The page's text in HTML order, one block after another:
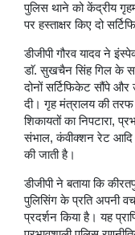
पुलिस थाने को केंद्रीय
पर हस्ताक्षर किए दो
डीजीपी गौरव यादव ने
डाॅ. सुखचैन सिंह गिल के
दोनों सर्टिफिकेट सौंपे
दी। गृह मंत्रालय की तरफ
शिकायतों का निपटारा,
संभाल, कंवीक्शन रेट आदि
की जाती है।
डीजीपी ने बताया कि
पुलिसिंग के प्रति अपनी
प्रदर्शन किया है। यह